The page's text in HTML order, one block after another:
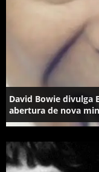
David Bowie divulga
abertura de nova